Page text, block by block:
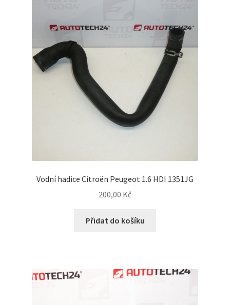
Vodní hadice Citroën Peugeot 1.6 HDI 1351JG
200,00 Kč
Přidat do košíku